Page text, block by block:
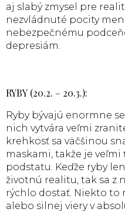
aj slabý zmysel pre
nezvládnuté pocity
nebezpečnému
depresiám.
RYBY (20.2. – 20.3.):
Ryby bývajú enormne
nich vytvára veľmi
krehkosť sa väčšinou
maskami, takže je
podstatu. Keďže ryby
životnú realitu, tak sa z
rýchlo dostať. Niekto
alebo silnej viery v